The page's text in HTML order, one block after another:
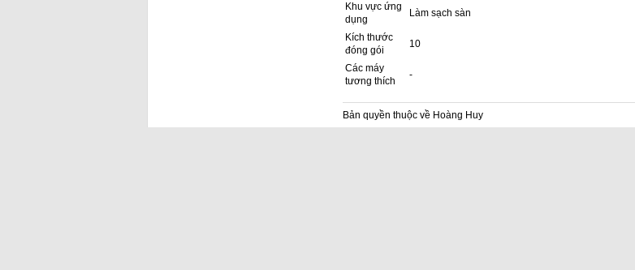
Khu vực ứng
dụng
Làm sạch sàn
Kích thước
đóng gói
10
Các máy
tương thích
-
Bản quyền thuộc về Hoàng Huy